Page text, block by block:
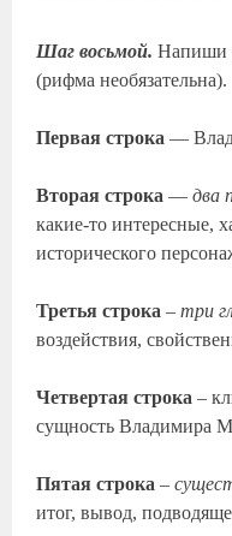
Шаг восьмой. Напиши
(рифма необязательна).
Первая строка —
Вторая строка —два
какие-то интересные,
исторического
Третья строка–три
воздействия,
Четвертая строка–
сущность Владимира
Пятая строка –
итог, вывод,